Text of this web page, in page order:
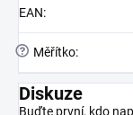
EAN:
? Měřítko:
Diskuze
Buďte první, kdo